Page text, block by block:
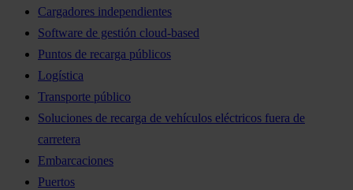
Cargadores independientes
Software de gestión cloud-based
Puntos de recarga públicos
Logística
Transporte público
Soluciones de recarga de vehículos eléctricos fuera de
carretera
Embarcaciones
Puertos